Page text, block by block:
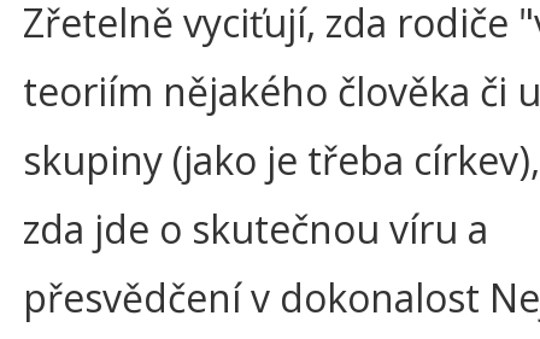
Zřetelně vyciťují, zda rodiče
teoriím nějakého člověka či
skupiny (jako je třeba
zda jde o skutečnou víru a
přesvědčení v dokonalost